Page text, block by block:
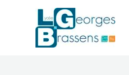
Navigation
des
articles